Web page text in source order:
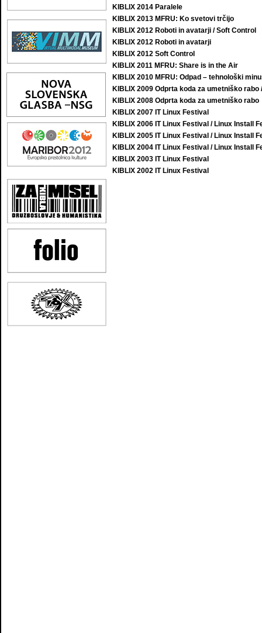
KIBLIX 2014 Paralele
KIBLIX 2013 MFRU: Ko svetovi trčijo
KIBLIX 2012 Roboti in avatarji / Soft Control
KIBLIX 2012 Roboti in avatarji
KIBLIX 2012 Soft Control
KIBLIX 2011 MFRU: Share is in the Air
KIBLIX 2010 MFRU: Odpad – tehnološki
KIBLIX 2009 Odprta koda za umetniško
KIBLIX 2008 Odprta koda za umetniško rabo
KIBLIX 2007 IT Linux Festival
KIBLIX 2006 IT Linux Festival / Linux Install
KIBLIX 2005 IT Linux Festival / Linux Install
KIBLIX 2004 IT Linux Festival / Linux Install
KIBLIX 2003 IT Linux Festival
KIBLIX 2002 IT Linux Festival